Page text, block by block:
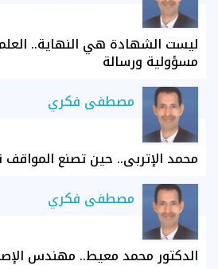
ليست الشهادة هي النهاية..
مسؤولية ورسالة
مصطفى فكري
محمد الإتربي.. حين تصنع المواقف
مصطفى فكري
الدكتور محمد معيط.. مهندس